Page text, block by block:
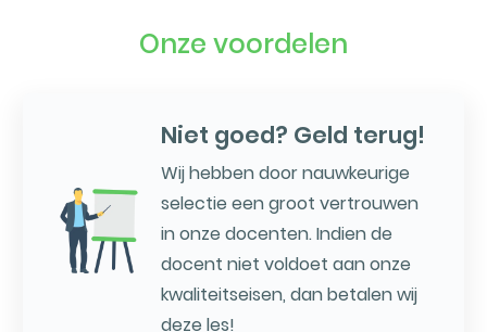
Onze voordelen
Niet goed? Geld terug!
Wij hebben door nauwkeurige
selectie een groot vertrouwen
in onze docenten. Indien de
docent niet voldoet aan onze
kwaliteitseisen, dan betalen wij
deze les!